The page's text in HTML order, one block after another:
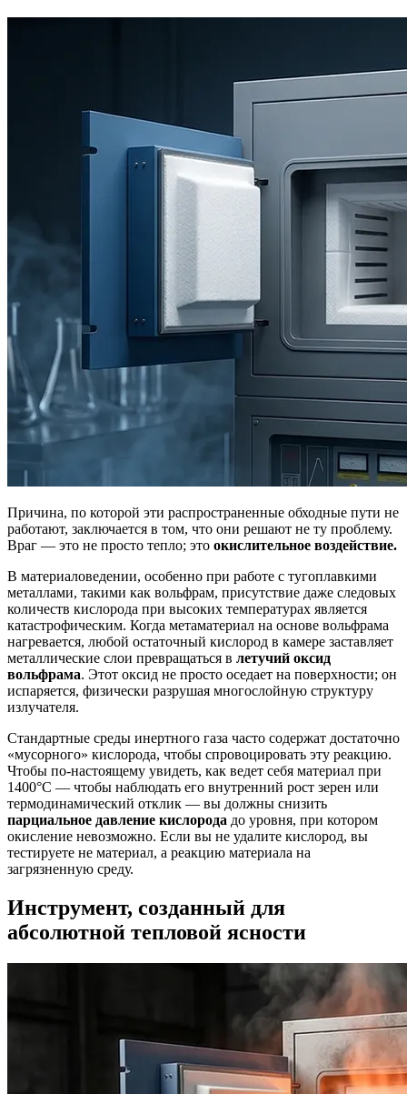
Причина, по которой эти распространенные обходные пути не
работают, заключается в том, что они решают не ту проблему.
Враг — это не просто тепло; это окислительное воздействие.
В материаловедении, особенно при работе с тугоплавкими
металлами, такими как вольфрам, присутствие даже следовых
количеств кислорода при высоких температурах является
катастрофическим. Когда метаматериал на основе вольфрама
нагревается, любой остаточный кислород в камере заставляет
металлические слои превращаться в летучий оксид
вольфрама. Этот оксид не просто оседает на поверхности; он
испаряется, физически разрушая многослойную структуру
излучателя.
Стандартные среды инертного газа часто содержат достаточно
«мусорного» кислорода, чтобы спровоцировать эту реакцию.
Чтобы по-настоящему увидеть, как ведет себя материал при
1400°C — чтобы наблюдать его внутренний рост зерен или
термодинамический отклик — вы должны снизить
парциальное давление кислорода до уровня, при котором
окисление невозможно. Если вы не удалите кислород, вы
тестируете не материал, а реакцию материала на
загрязненную среду.
Инструмент, созданный для
абсолютной тепловой ясности